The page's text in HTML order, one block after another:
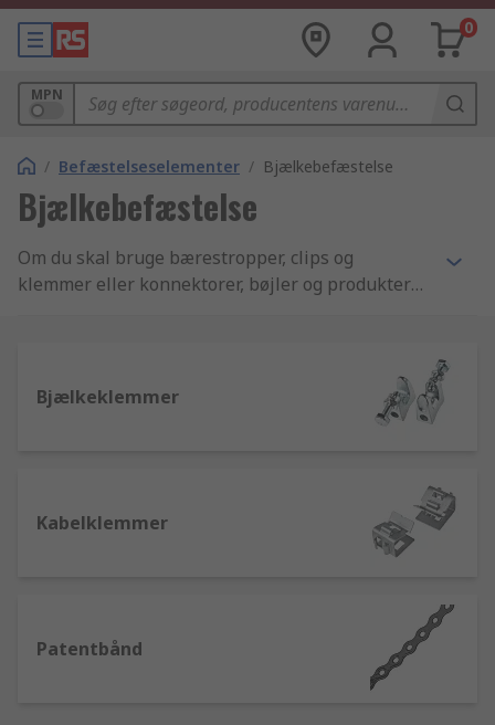
0
MPN
/ Befæstelseselementer / Bjælkebefæstelse
Bjælkebefæstelse
Om du skal bruge bærestropper, clips og
klemmer eller konnektorer, bøjler og produkter
omkostningerne uden at gå på kompromis med
Bjælkeklemmer
Kabelklemmer
Patentbånd